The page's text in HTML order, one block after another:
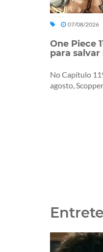
07/08/2026
One Piece
para
No Capítulo
agosto,